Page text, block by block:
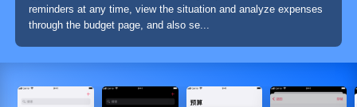
reminders at any time, view the situation and analyze expenses
through the budget page, and also se...